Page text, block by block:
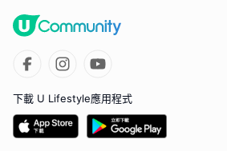
下載 U Lifestyle應用程式